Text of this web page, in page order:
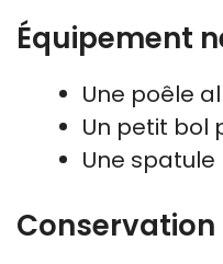
Équipement
Une poêle
Un petit bol
Une spatule